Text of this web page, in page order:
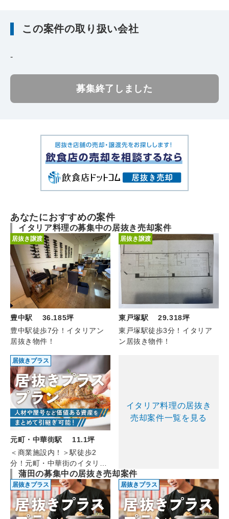
この案件の取り扱い会社
-
募集終了しました
あなたにおすすめの案件
イタリア料理の募集中の居抜き売却案件
居抜き譲渡
豊中駅 36.185坪
豊中駅徒歩7分！イタリアン
居抜き物件！
居抜き譲渡
東戸塚駅 29.318坪
東戸塚駅徒歩3分！イタリア
ン居抜き物件！
居抜きプラス
元町・中華街駅 11.1坪
＜商業施設内！＞駅徒歩2
分！元町・中華街のイタリア
ン(2F/11.10坪)
イタリア料理の居抜き
売却案件一覧を見る
蒲田の募集中の居抜き売却案件
居抜きプラス 居抜きプラス